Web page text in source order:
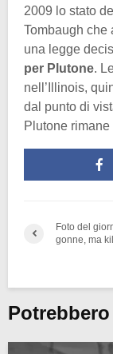
2009 lo stato
Tombaugh che
una legge
per Plutone.
nell’Illinois,
dal punto di
Plutone rimane
Foto del
gonne, ma